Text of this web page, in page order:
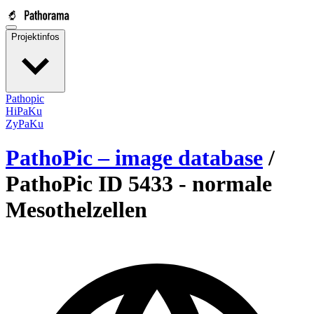
Projektinfos
Pathopic
HiPaKu
ZyPaKu
PathoPic – image database /
PathoPic ID 5433 - normale
Mesothelzellen